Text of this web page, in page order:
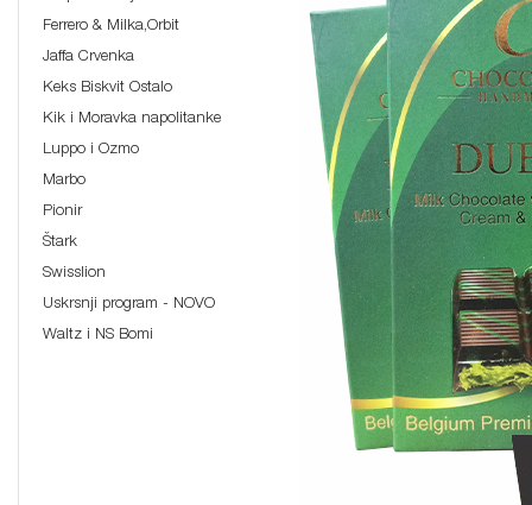
Ferrero & Milka,Orbit
Jaffa Crvenka
Keks Biskvit Ostalo
Kik i Moravka napolitanke
Luppo i Ozmo
Marbo
Pionir
Štark
Swisslion
Uskrsnji program - NOVO
Waltz i NS Bomi